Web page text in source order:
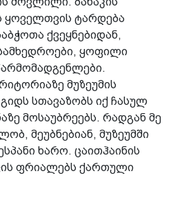
ყოველთვის ტარდება
ქვეყნებიდან,
ყოფილი
მუზეუმის
სთავაზობს იქ ჩასულ
მოსაუბრეებს. რადგან მე
მეუბნებიან, მუზეუმში
ხარო. ცაითჰაინის
ფრიალებს ქართული